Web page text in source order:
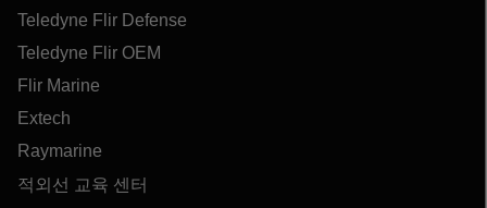
Teledyne Flir Defense
Teledyne Flir OEM
Flir Marine
Extech
Raymarine
적외선 교육 센터